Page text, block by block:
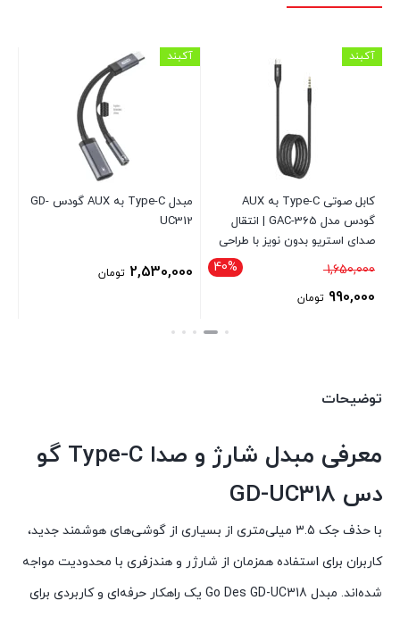
کابل صوتی Type-C به AUX
گودس مدل GAC-365 | انتقال
صدای استریو بدون نویز با طراحی
40% 1,650,000قیمت
اصلی 990,000 تومان
است.
آکبند
مبدل Type-C به AUX گودس GD-
UC312
2,530,000 تومان
آکبند
توضیحات
معرفی مبدل شارژ و صدا Type-C گو
دس GD-UC318
با حذف جک 3.5 میلی‌متری از بسیاری از گوشی‌های هوشمند جدید،
کاربران برای استفاده همزمان از شارژر و هندزفری با محدودیت مواجه
شده‌اند. مبدل Go Des GD-UC318 یک راهکار حرفه‌ای و کاربردی برای